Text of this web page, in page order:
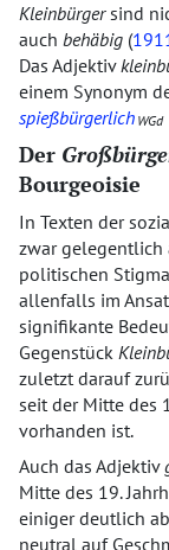
Kleinbürgersind
auch behäbig (
Das Adjektiv
einem Synonym
spießbürgerlich WGd
Der
Bourgeoisie
In Texten der
zwar gelegentlich
politischen
allenfalls im
signifikante
Gegenstück
zuletzt darauf
seit der Mitte des
vorhanden ist.
Auch das Adjektiv
Mitte des 19.
einiger deutlich
neutral auf